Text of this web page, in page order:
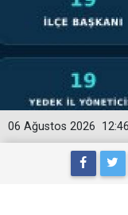
12:46
06 Ağustos 2026